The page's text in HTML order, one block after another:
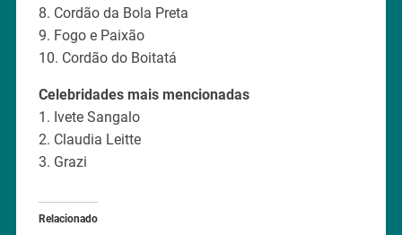
8. Cordão da Bola Preta
9. Fogo e Paixão
10. Cordão do Boitatá
Celebridades mais mencionadas
1. Ivete Sangalo
2. Claudia Leitte
3. Grazi
Relacionado